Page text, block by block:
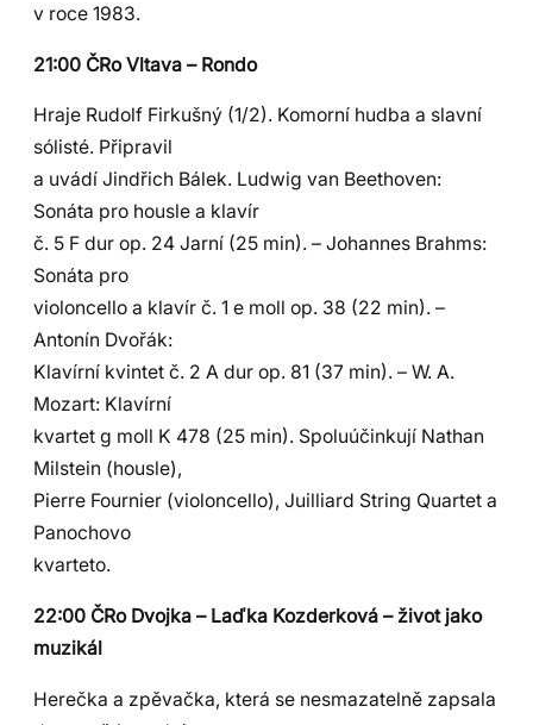
v roce 1983.
21:00 ČRo Vltava – Rondo
Hraje Rudolf Firkušný (1/2). Komorní hudba a slavní
sólisté. Připravil
a uvádí Jindřich Bálek. Ludwig van Beethoven:
Sonáta pro housle a klavír
č. 5 F dur op. 24 Jarní (25 min). – Johannes Brahms:
Sonáta pro
violoncello a klavír č. 1 e moll op. 38 (22 min). –
Antonín Dvořák:
Klavírní kvintet č. 2 A dur op. 81 (37 min). – W. A.
Mozart: Klavírní
kvartet g moll K 478 (25 min). Spoluúčinkují Nathan
Milstein (housle),
Pierre Fournier (violoncello), Juilliard String Quartet a
Panochovo
kvarteto.
22:00 ČRo Dvojka – Laďka Kozderková – život jako
muzikál
Herečka a zpěvačka, která se nesmazatelně zapsala